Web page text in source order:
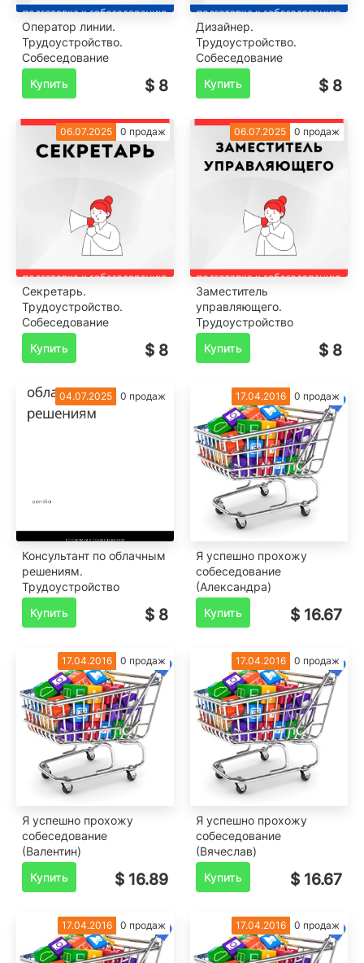
Оператор линии.
Трудоустройство.
Собеседование
Купить
$ 8
Дизайнер.
Трудоустройство.
Собеседование
Купить
$ 8
06.07.2025 0 продаж
Секретарь.
Трудоустройство.
Собеседование
Купить
$ 8
06.07.2025 0 продаж
Заместитель
управляющего.
Трудоустройство
Купить
$ 8
04.07.2025 0 продаж
Консультант по облачным
решениям.
Трудоустройство
Купить
$ 8
17.04.2016 0 продаж
Я успешно прохожу
собеседование
(Александра)
Купить
$ 16.67
17.04.2016 0 продаж
Я успешно прохожу
собеседование
(Валентин)
Купить
$ 16.89
17.04.2016 0 продаж
Я успешно прохожу
собеседование
(Вячеслав)
Купить
$ 16.67
17.04.2016 0 продаж 17.04.2016 0 продаж